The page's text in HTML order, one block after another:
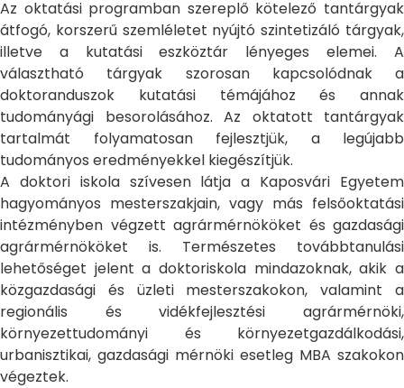
Az oktatási programban szereplő kötelező tantárgyak
átfogó, korszerű szemléletet nyújtó szintetizáló tárgyak,
illetve a kutatási eszköztár lényeges elemei. A
választható tárgyak szorosan kapcsolódnak a
doktoranduszok kutatási témájához és annak
tudományági besorolásához. Az oktatott tantárgyak
tartalmát folyamatosan fejlesztjük, a legújabb
tudományos eredményekkel kiegészítjük.
A doktori iskola szívesen látja a Kaposvári Egyetem
hagyományos mesterszakjain, vagy más felsőoktatási
intézményben végzett agrármérnököket és gazdasági
agrármérnököket is. Természetes továbbtanulási
lehetőséget jelent a doktoriskola mindazoknak, akik a
közgazdasági és üzleti mesterszakokon, valamint a
regionális és vidékfejlesztési agrármérnöki,
környezettudományi és környezetgazdálkodási,
urbanisztikai, gazdasági mérnöki esetleg MBA szakokon
végeztek.